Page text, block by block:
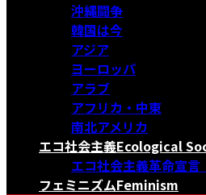
沖縄闘争
韓国は今
アジア
ヨーロッパ
アラブ
アフリカ・中東
南北アメリカ
エコ社会主義Ecological
エコ社会主義革命宣言
フェミニズムFeminism